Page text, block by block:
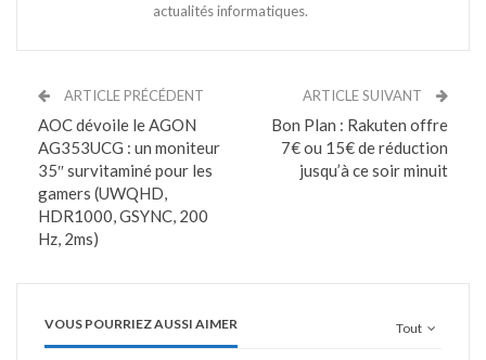
actualités informatiques.
ARTICLE PRÉCÉDENT
AOC dévoile le AGON
AG353UCG : un moniteur
35″ survitaminé pour les
gamers (UWQHD,
HDR1000, GSYNC, 200
Hz, 2ms)
ARTICLE SUIVANT
Bon Plan : Rakuten offre
7€ ou 15€ de réduction
jusqu’à ce soir minuit
Tout
VOUS POURRIEZ AUSSI AIMER